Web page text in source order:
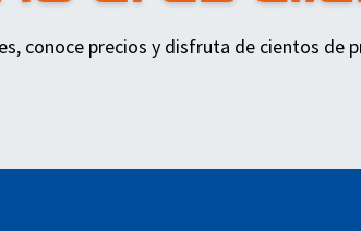
conoce precios y disfruta de cientos de